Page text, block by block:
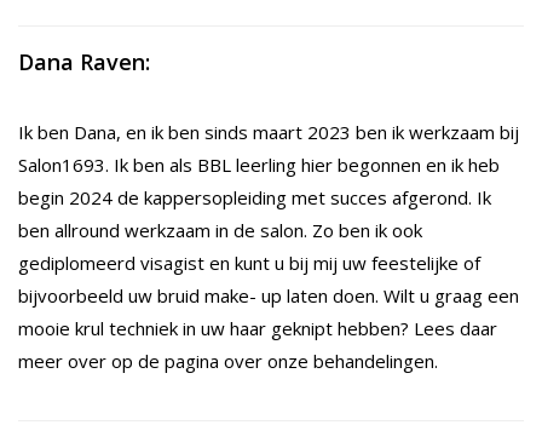
Dana Raven:
Ik ben Dana, en ik ben sinds maart 2023 ben ik werkzaam bij
Salon1693. Ik ben als BBL leerling hier begonnen en ik heb
begin 2024 de kappersopleiding met succes afgerond. Ik
ben allround werkzaam in de salon. Zo ben ik ook
gediplomeerd visagist en kunt u bij mij uw feestelijke of
bijvoorbeeld uw bruid make- up laten doen. Wilt u graag een
mooie krul techniek in uw haar geknipt hebben? Lees daar
meer over op de pagina over onze behandelingen.